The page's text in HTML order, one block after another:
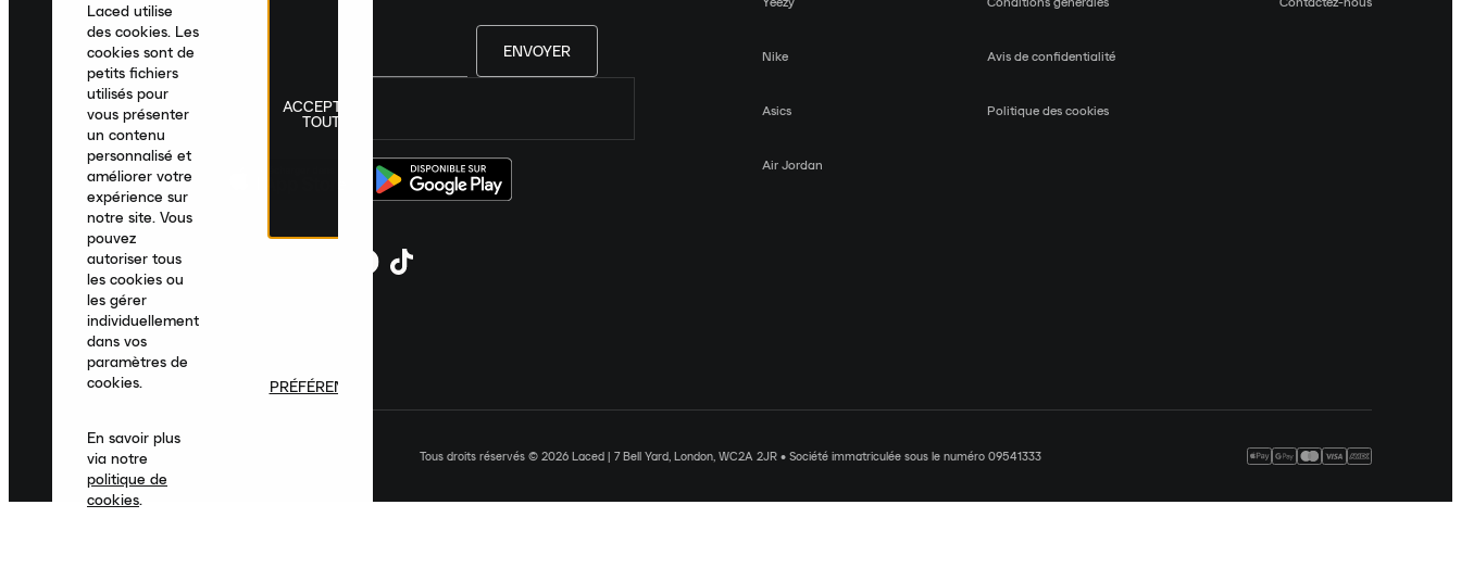
ENVOYER
France|Français
Nike
Asics
Air Jordan
Avis de confidentialité
Politique des cookies
Tous droits réservés © 2026 Laced | 7 Bell Yard, London, WC2A 2JR • Société immatriculée sous le numéro 09541333
Laced utilise
des cookies. Les
cookies sont de
petits fichiers
utilisés pour
vous présenter
un contenu
personnalisé et
améliorer votre
expérience sur
notre site. Vous
pouvez
autoriser tous
les cookies ou
les gérer
individuellement
dans vos
paramètres de
cookies.
En savoir plus
via notre
politique de
cookies.
ACCEPTER
TOUT
PRÉFÉRENCES